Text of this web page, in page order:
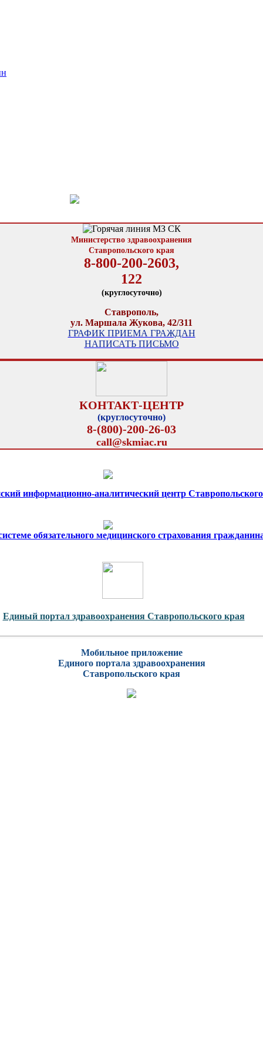
Министерство здравоохранения
Ставропольского края
8-800-200-2603,
122
(круглосуточно)
Ставрополь,
ул. Маршала Жукова, 42/311
ГРАФИК ПРИЕМА ГРАЖДАН
НАПИСАТЬ ПИСЬМО
КОНТАКТ-ЦЕНТР
(круглосуточно)
8-(800)-200-26-03
call@skmiac.ru
информационно-аналитический центр
обязательного медицинского страхования
Единый портал здравоохранения Ставропольского края
Мобильное приложение
Единого портала здравоохранения
Ставропольского края